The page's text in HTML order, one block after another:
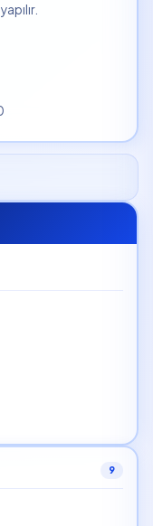
9